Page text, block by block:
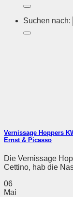
Suchen nach:
Vernissage Hoppers
Ernst & Picasso
Die Vernissage
Cettino, hab die
06
Mai